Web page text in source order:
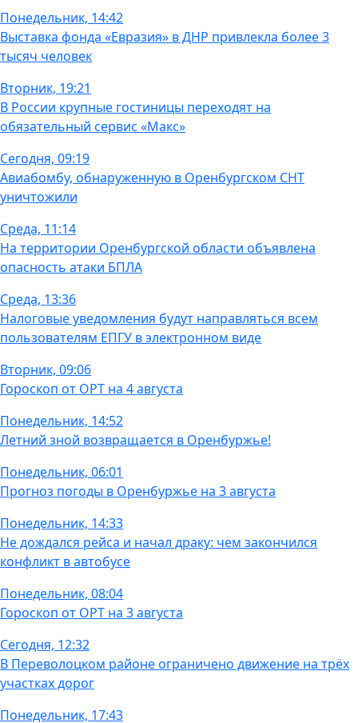
Понедельник, 14:42
Выставка фонда «Евразия» в ДНР привлекла более 3
тысяч человек
Вторник, 19:21
В России крупные гостиницы переходят на
обязательный сервис «Макс»
Сегодня, 09:19
Авиабомбу, обнаруженную в Оренбургском СНТ
уничтожили
Среда, 11:14
На территории Оренбургской области объявлена
опасность атаки БПЛА
Среда, 13:36
Налоговые уведомления будут направляться всем
пользователям ЕПГУ в электронном виде
Вторник, 09:06
Гороскоп от ОРТ на 4 августа
Понедельник, 14:52
Летний зной возвращается в Оренбуржье!
Понедельник, 06:01
Прогноз погоды в Оренбуржье на 3 августа
Понедельник, 14:33
Не дождался рейса и начал драку: чем закончился
конфликт в автобусе
Понедельник, 08:04
Гороскоп от ОРТ на 3 августа
Сегодня, 12:32
В Переволоцком районе ограничено движение на трёх
участках дорог
Понедельник, 17:43